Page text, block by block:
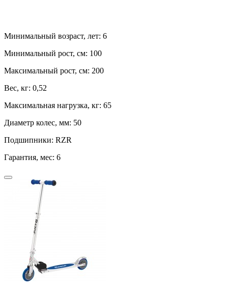
Минимальный возраст, лет: 6
Минимальный рост, см: 100
Максимальный рост, см: 200
Вес, кг: 0,52
Максимальная нагрузка, кг: 65
Диаметр колес, мм: 50
Подшипники: RZR
Гарантия, мес: 6